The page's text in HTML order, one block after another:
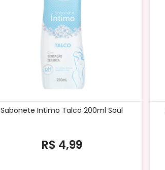
Sabonete Intimo Talco 200ml Soul
R$ 4,99